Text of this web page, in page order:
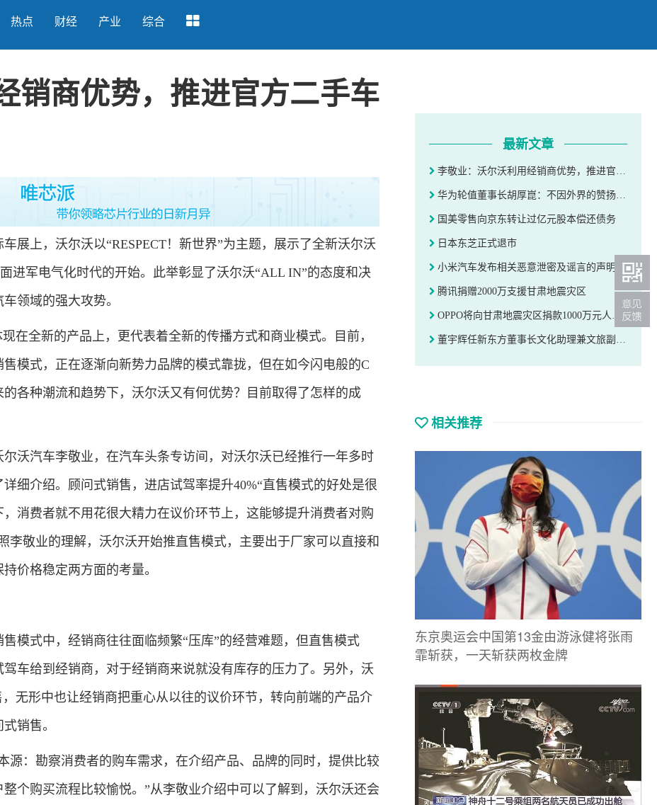
热点 财经 产业 综合
销商优势，推进官方二手车
上，沃尔沃以“RESPECT！新世界”为主题，展示了全新沃尔沃
进军电气化时代的开始。此举彰显了沃尔沃“ALL IN”的态度和决
领域的强大攻势。
全新的产品上，更代表着全新的传播方式和商业模式。目前，
模式，正在逐渐向新势力品牌的模式靠拢，但在如今闪电般的C
各种潮流和趋势下，沃尔沃又有何优势？目前取得了怎样的成
汽车李敬业，在汽车头条专访间，对沃尔沃已经推行一年多时
细介绍。顾问式销售，进店试驾率提升40%“直售模式的好处是很
消费者就不用花很大精力在议价环节上，这能够提升消费者对购
李敬业的理解，沃尔沃开始推直售模式，主要出于厂家可以直接和
价格稳定两方面的考量。
式中，经销商往往面临频繁“压库”的经营难题，但直售模式
驾车给到经销商，对于经销商来说就没有库存的压力了。另外，沃
无形中也让经销商把重心从以往的议价环节，转向前端的产品介
销售。
：勘察消费者的购车需求，在介绍产品、品牌的同时，提供比较
个购买流程比较愉悦。”从李敬业介绍中可以了解到，沃尔沃还会
最新文章
李敬业：沃尔沃利用经销商优势，推进官方二手车全国布局
华为轮值董事长胡厚崑：不因外界的赞扬而浮躁 预计2023年销售收入超7000亿元
国美零售向京东转让过亿元股本偿还债务
日本东芝正式退市
小米汽车发布相关恶意泄密及谣言的声明 ​​​
腾讯捐赠2000万支援甘肃地震灾区
OPPO将向甘肃地震灾区捐款1000万元人民币用于抗震救灾
董宇辉任新东方董事长文化助理兼文旅副总裁
相关推荐
东京奥运会中国第13金由游泳健将张雨
霏斩获，一天斩获两枚金牌